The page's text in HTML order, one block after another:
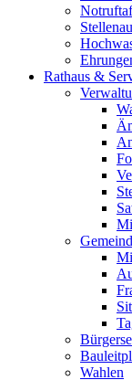
Rathaus &
Wahlen